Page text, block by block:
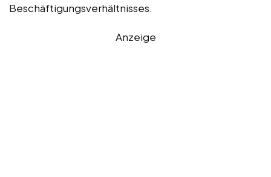
Beschäftigungsverhältnisses.
Anzeige